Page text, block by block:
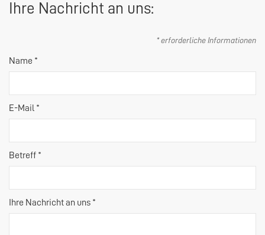
Ihre Nachricht an uns:
* erforderliche Informationen
Name *
E-Mail *
Betreff *
Ihre Nachricht an uns *